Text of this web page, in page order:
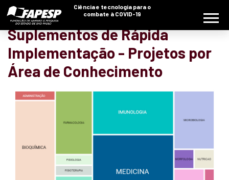
Ciência e tecnologia para o
combate à COVID-19
Suplementos de Rápida
Implementação - Projetos por
Área de Conhecimento